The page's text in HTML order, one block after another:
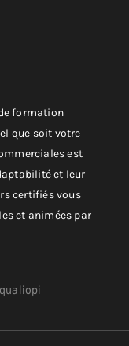
formation
que soit votre
est
et leur
certifiés vous
et animées par